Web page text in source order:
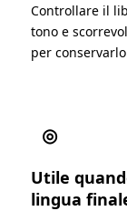
Controllare il
tono e
per
◎
Utile
lingua